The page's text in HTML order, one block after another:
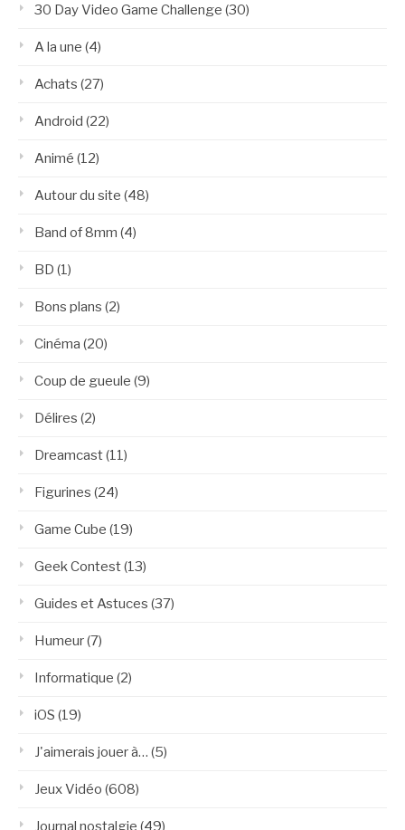
30 Day Video Game Challenge (30)
A la une (4)
Achats (27)
Android (22)
Animé (12)
Autour du site (48)
Band of 8mm (4)
BD (1)
Bons plans (2)
Cinéma (20)
Coup de gueule (9)
Délires (2)
Dreamcast(11)
Figurines (24)
Game Cube (19)
Geek Contest(13)
Guides et Astuces (37)
Humeur(7)
Informatique (2)
iOS (19)
J'aimerais jouer à… (5)
Jeux Vidéo (608)
Journal nostalgie (49)